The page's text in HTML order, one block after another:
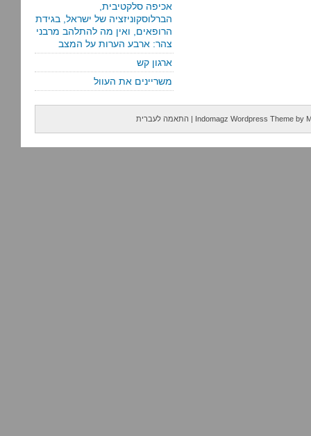
אכיפה סלקטיבית,
הברלוסקוניזציה של ישראל, בגידת
הרופאים, ואין מה להתלהב מרבני
צהר: ארבע הערות על המצב
ארגון קש
משריינים את העוול
Indomagz Wordpress Theme by
| התאמה לעברית